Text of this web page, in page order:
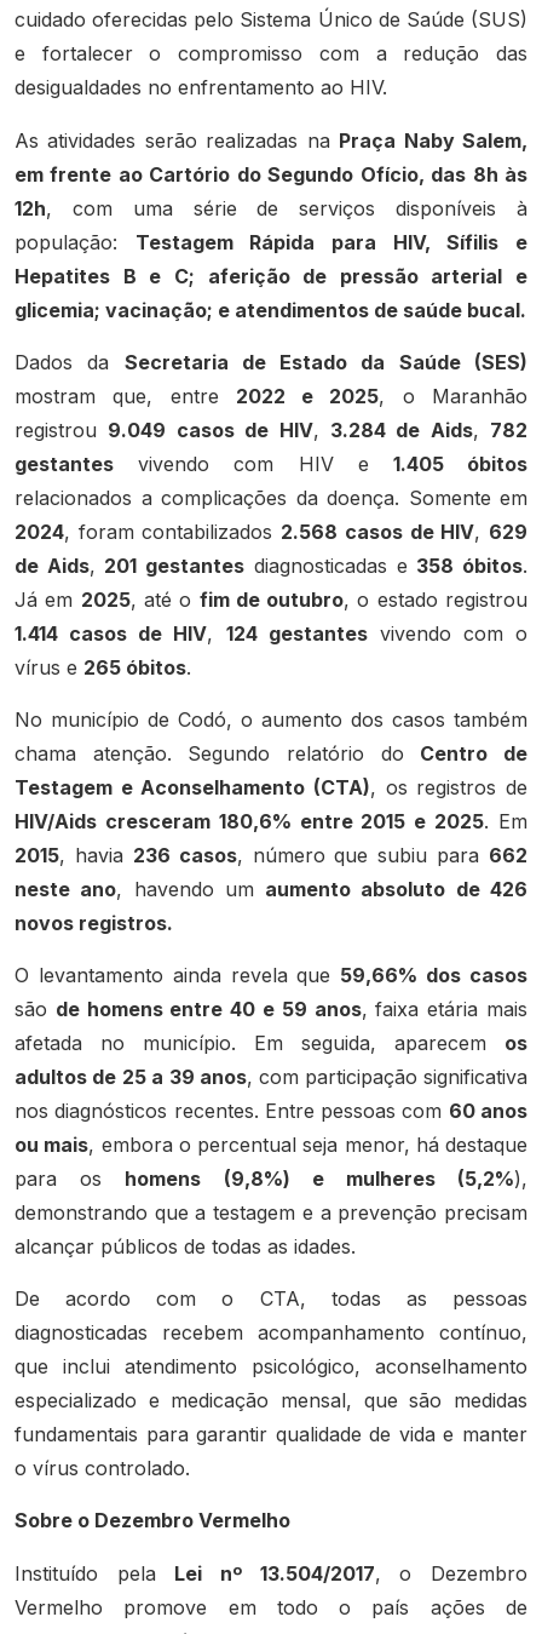
cuidado oferecidas pelo Sistema Único de Saúde (SUS)
e fortalecer o compromisso com a redução das
desigualdades no enfrentamento ao HIV.
As atividades serão realizadas na Praça Naby Salem,
em frente ao Cartório do Segundo Ofício, das 8h às
12h, com uma série de serviços disponíveis à
população: Testagem Rápida para HIV, Sífilis e
Hepatites B e C; aferição de pressão arterial e
glicemia; vacinação; e atendimentos de saúde bucal.
Dados da Secretaria de Estado da Saúde (SES)
mostram que, entre 2022 e 2025, o Maranhão
registrou 9.049 casos de HIV, 3.284 de Aids, 782
gestantes vivendo com HIV e 1.405 óbitos
relacionados a complicações da doença. Somente em
2024, foram contabilizados 2.568 casos de HIV, 629
de Aids, 201 gestantes diagnosticadas e 358 óbitos.
Já em 2025, até o fim de outubro, o estado registrou
1.414 casos de HIV, 124 gestantesvivendo com o
vírus e 265 óbitos.
No município de Codó, o aumento dos casos também
chama atenção. Segundo relatório do Centro de
Testagem e Aconselhamento (CTA), os registros de
HIV/Aids cresceram 180,6% entre 2015 e 2025. Em
2015, havia 236 casos, número que subiu para 662
neste ano, havendo um aumento absoluto de 426
novos registros.
O levantamento ainda revela que 59,66% dos casos
são de homens entre 40 e 59 anos, faixa etária mais
afetada no município. Em seguida, aparecem os
adultos de 25 a 39 anos, com participação significativa
nos diagnósticos recentes. Entre pessoas com 60 anos
ou mais, embora o percentual seja menor, há destaque
para os homens (9,8%) e mulheres (5,2%),
demonstrando que a testagem e a prevenção precisam
alcançar públicos de todas as idades.
De acordo com o CTA, todas as pessoas
diagnosticadas recebem acompanhamento contínuo,
que inclui atendimento psicológico, aconselhamento
especializado e medicação mensal, que são medidas
fundamentais para garantir qualidade de vida e manter
o vírus controlado.
Sobre o Dezembro Vermelho
Instituído pela Lei nº 13.504/2017, o Dezembro
Vermelho promove em todo o país ações de